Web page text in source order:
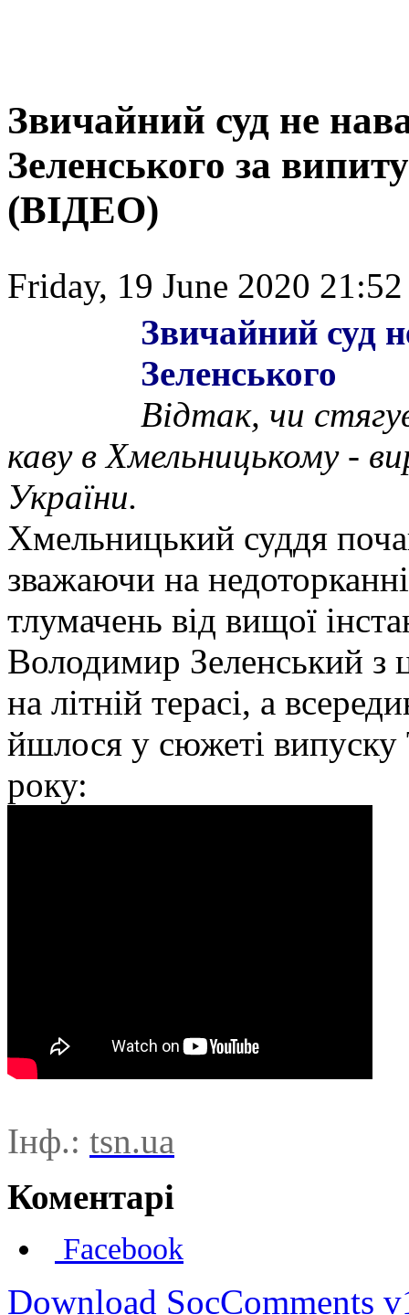
Звичайний суд не
Зеленського за
(ВІДЕО)
Friday, 19 June 2020
Звичайний суд
Зеленського
Відтак, чи
каву в Хмельницькому -
України.
Хмельницький суддя
зважаючи на
тлумачень від вищої
Володимир Зеленський з
на літній терасі, а
йшлося у сюжеті
року:
Інф.: tsn.ua
Коментарі
Facebook
Download SocComments